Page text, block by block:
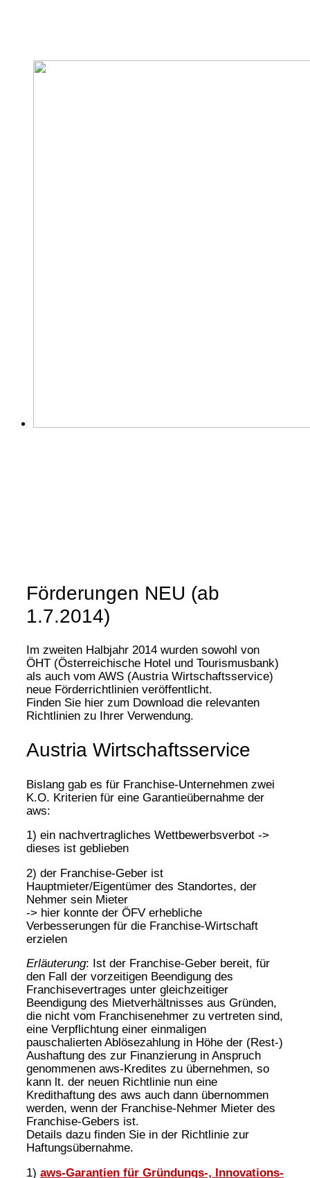
Förderungen NEU (ab
1.7.2014)
Im zweiten Halbjahr 2014 wurden sowohl von
ÖHT (Österreichische Hotel und Tourismusbank)
als auch vom AWS (Austria Wirtschaftsservice)
neue Förderrichtlinien veröffentlicht.
Finden Sie hier zum Download die relevanten
Richtlinien zu Ihrer Verwendung.
Austria Wirtschaftsservice
Bislang gab es für Franchise-Unternehmen zwei
K.O. Kriterien für eine Garantieübernahme der
aws:
1) ein nachvertragliches Wettbewerbsverbot ->
dieses ist geblieben
2) der Franchise-Geber ist
Hauptmieter/Eigentümer des Standortes, der
Nehmer sein Mieter
-> hier konnte der ÖFV erhebliche
Verbesserungen für die Franchise-Wirtschaft
erzielen
Erläuterung: Ist der Franchise-Geber bereit, für
den Fall der vorzeitigen Beendigung des
Franchisevertrages unter gleichzeitiger
Beendigung des Mietverhältnisses aus Gründen,
die nicht vom Franchisenehmer zu vertreten sind,
eine Verpflichtung einer einmaligen
pauschalierten Ablösezahlung in Höhe der (Rest-)
Aushaftung des zur Finanzierung in Anspruch
genommenen aws-Kredites zu übernehmen, so
kann lt. der neuen Richtlinie nun eine
Kredithaftung des aws auch dann übernommen
werden, wenn der Franchise-Nehmer Mieter des
Franchise-Gebers ist.
Details dazu finden Sie in der Richtlinie zur
Haftungsübernahme.
1) aws-Garantien für Gründungs-, Innovations-